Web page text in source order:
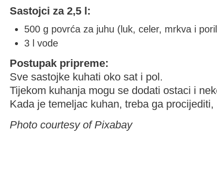
Sastojci za 2,5 l:
500 g povrća za juhu (luk, celer, mrkva i
3 l vode
Postupak pripreme:
Sve sastojke kuhati oko sat i pol.
Tijekom kuhanja mogu se dodati ostaci i
Kada je temeljac kuhan, treba ga
Photo courtesy of Pixabay